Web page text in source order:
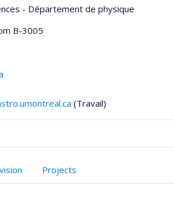
- Département de physique
B-3005
(Travail)
Projects